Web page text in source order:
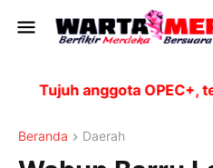
Tujuh anggota OPEC+,
Beranda Daerah